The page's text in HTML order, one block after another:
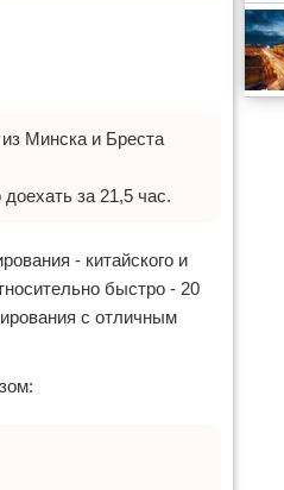
Минска и Бреста
за 21,5 час.
- китайского и
быстро - 20
с отличным